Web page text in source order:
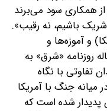
همکاری سود می‌برند
شریک باشیم، نه رقیب».
و آموزه‌ها و
روزنامه «شرق» به
تفاوتی با نگاه
میانه جنگ با آمریکا
پدیدار شده است که